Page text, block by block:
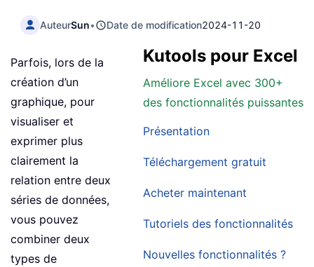
AuteurSun• Date de modification2024-11-20
Kutools pour Excel
Améliore Excel avec 300+
des fonctionnalités puissantes
Présentation
Téléchargement gratuit
Acheter maintenant
Tutoriels des fonctionnalités
Nouvelles fonctionnalités ?
Parfois, lors de la
création d’un
graphique, pour
visualiser et
exprimer plus
clairement la
relation entre deux
séries de données,
vous pouvez
combiner deux
types de